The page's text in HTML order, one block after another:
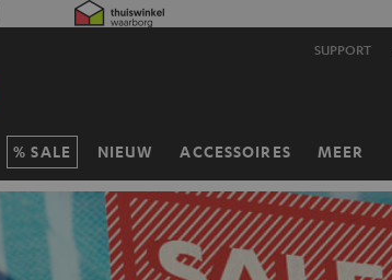
SUPPORT
SALE NIEUW ACCESSOIRES MEER